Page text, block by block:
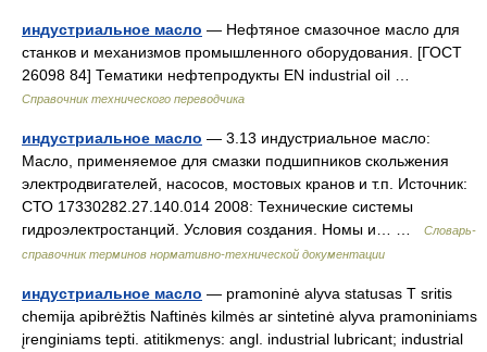
индустриальное масло — Нефтяное смазочное масло для
станков и механизмов промышленного оборудования. [ГОСТ
26098 84] Тематики нефтепродукты EN industrial oil …
Справочник технического переводчика
индустриальное масло — 3.13 индустриальное масло:
Масло, применяемое для смазки подшипников скольжения
электродвигателей, насосов, мостовых кранов и т.п. Источник:
СТО 17330282.27.140.014 2008: Технические системы
гидроэлектростанций. Условия создания. Номы и… …
Словарь-
справочник терминов нормативно-технической документации
индустриальное масло — pramoninė alyva statusas T sritis
chemija apibrėžtis Naftinės kilmės ar sintetinė alyva pramoniniams
įrenginiams tepti. atitikmenys: angl. industrial lubricant; industrial